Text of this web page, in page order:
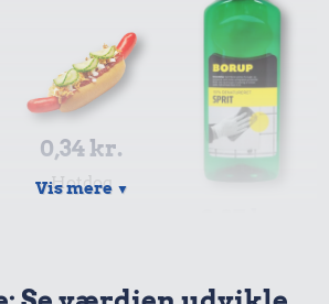
0,34 kr.
Hotdog
Vis mere ▼